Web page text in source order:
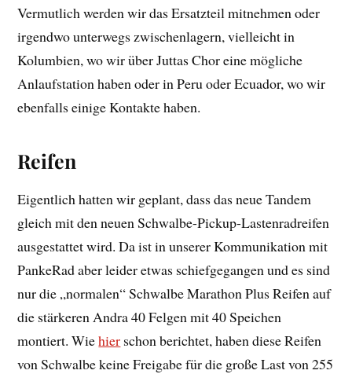
Vermutlich werden wir das Ersatzteil mitnehmen oder
irgendwo unterwegs zwischenlagern, vielleicht in
Kolumbien, wo wir über Juttas Chor eine mögliche
Anlaufstation haben oder in Peru oder Ecuador, wo wir
ebenfalls einige Kontakte haben.
Reifen
Eigentlich hatten wir geplant, dass das neue Tandem
gleich mit den neuen Schwalbe-Pickup-Lastenradreifen
ausgestattet wird. Da ist in unserer Kommunikation mit
PankeRad aber leider etwas schiefgegangen und es sind
nur die „normalen“ Schwalbe Marathon Plus Reifen auf
die stärkeren Andra 40 Felgen mit 40 Speichen
montiert. Wiehier schon berichtet, haben diese Reifen
von Schwalbe keine Freigabe für die große Last von 255